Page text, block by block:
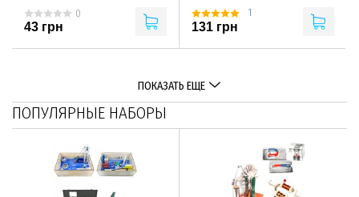
0
43 грн
1
131 грн
ПОКАЗАТЬ ЕЩЕ
ПОПУЛЯРНЫЕ НАБОРЫ